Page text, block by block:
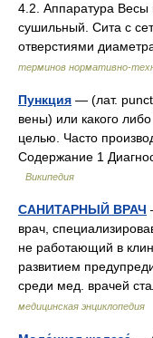
4.2. Аппаратура
сушильный. Сита с
отверстиями
терминов нормативно-
Пункция — (лат.
вены) или какого
целью. Часто
Содержание 1
Википедия
САНИТАРНЫЙ ВРАЧ
врач,
не работающий в
развитием
среди мед. врачей
медицинская энциклопедия